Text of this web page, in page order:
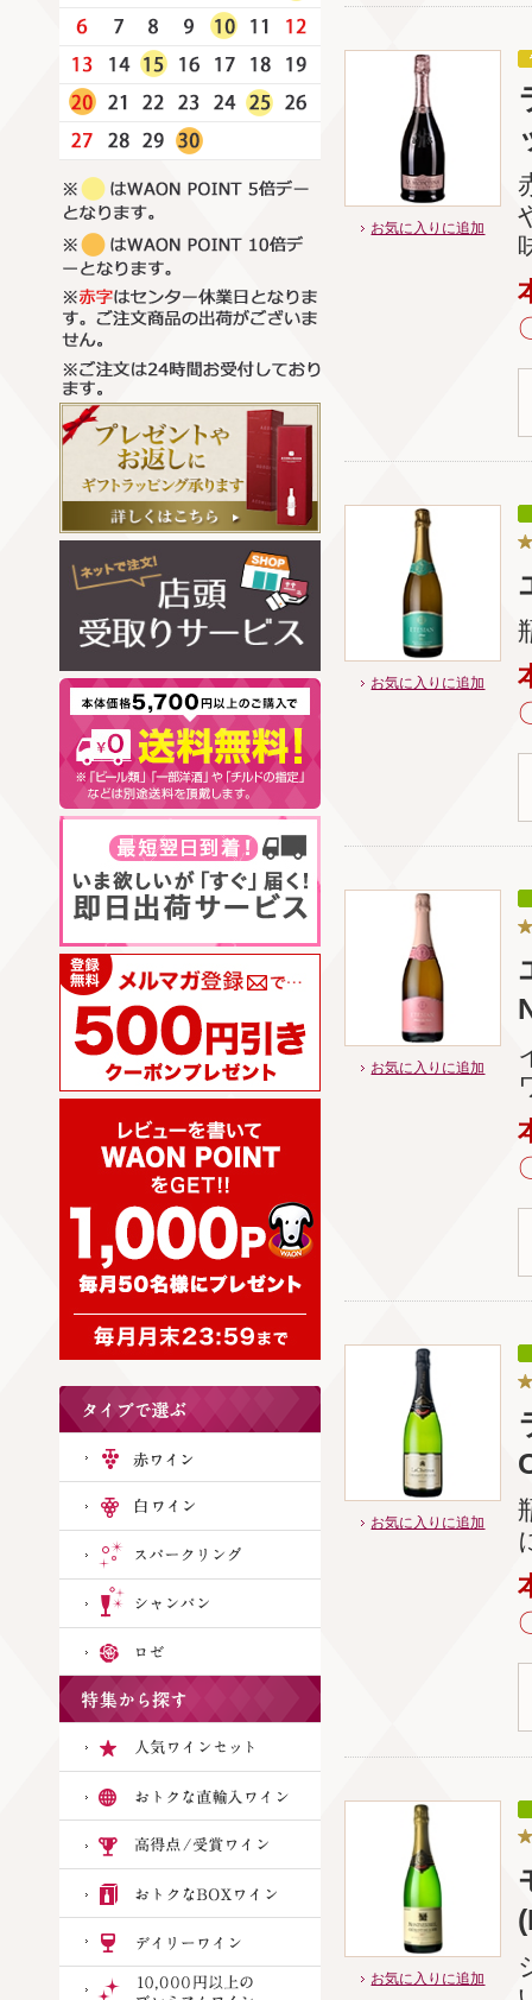
お気に入りに追加
お気に入りに追加
お気に入りに追加
お気に入りに追加
お気に入りに追加